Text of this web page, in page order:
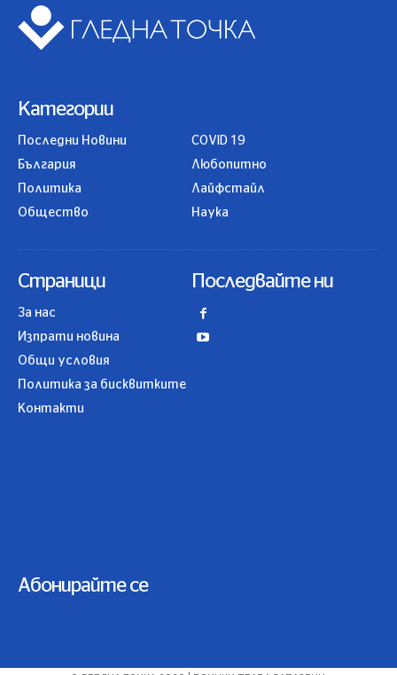
Категории
Последни Новини
България
Политика
Общество
COVID 19
Любопитно
Лайфстайл
Наука
Страници
За нас
Изпрати новина
Общи условия
Политика за бисквитките
Контакти
Последвайте ни
Абонирайте се